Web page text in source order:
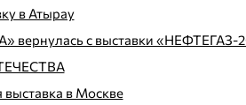
в Атырау
вернулась с выставки «НЕФТЕГАЗ-
в Москве